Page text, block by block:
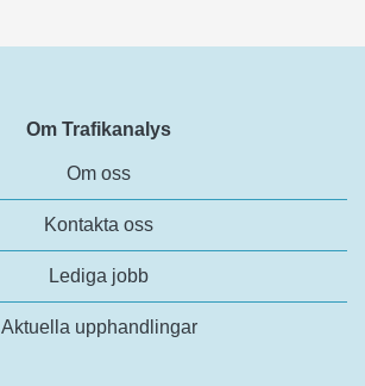
Om Trafikanalys
Om oss
Kontakta oss
Lediga jobb
Aktuella upphandlingar